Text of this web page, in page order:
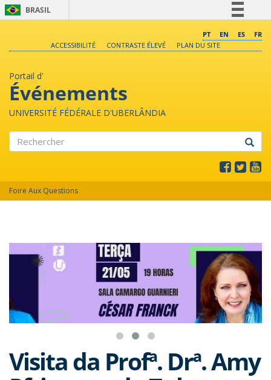
BRASIL
Comunica BR
PT EN ES
FR
ACCESSIBILITÉ
CONTRASTE ÉLEVÉ PLAN DU SITE
Portail d'
Événements
UNIVERSITÉ FÉDÉRALE D'UBERLÂNDIA
Foire Aux Questions
Visita da Profª. Drª. Amy